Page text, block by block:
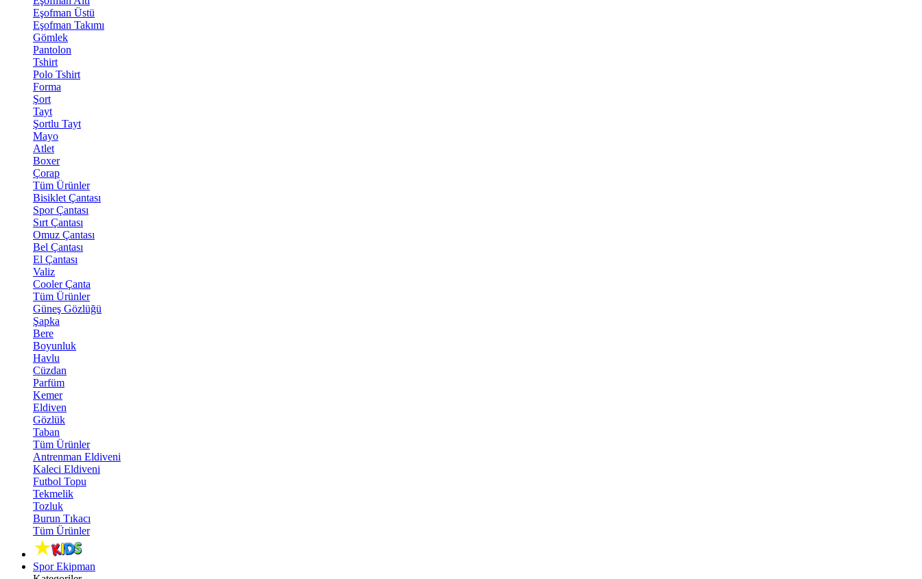
Eşofman Üstü
Eşofman Takımı
Gömlek
Pantolon
Tshirt
Polo Tshirt
Forma
Şort
Tayt
Şortlu Tayt
Mayo
Atlet
Boxer
Çorap
Tüm Ürünler
Bisiklet Çantası
Spor Çantası
Sırt Çantası
Omuz Çantası
Bel Çantası
El Çantası
Valiz
Cooler Çanta
Tüm Ürünler
Güneş Gözlüğü
Şapka
Bere
Boyunluk
Havlu
Cüzdan
Parfüm
Kemer
Eldiven
Gözlük
Taban
Tüm Ürünler
Antrenman Eldiveni
Kaleci Eldiveni
Futbol Topu
Tekmelik
Tozluk
Burun Tıkacı
Tüm Ürünler
Spor Ekipman